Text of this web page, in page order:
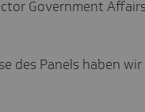
Government
des Panels haben